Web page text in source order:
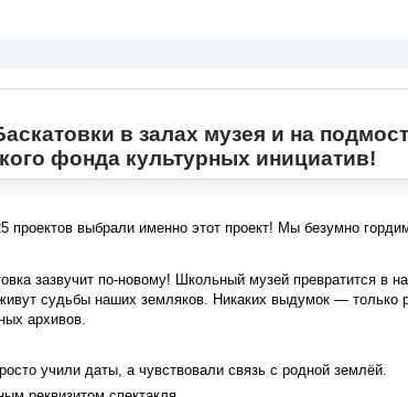
в залах музея и на
фонда культурных инициатив!
проектов выбрали именно этот проект! Мы безумно
зазвучит по-новому! Школьный музей превратится в
судьбы наших земляков. Никаких выдумок — только
архивов.
учили даты, а чувствовали связь с родной землёй.